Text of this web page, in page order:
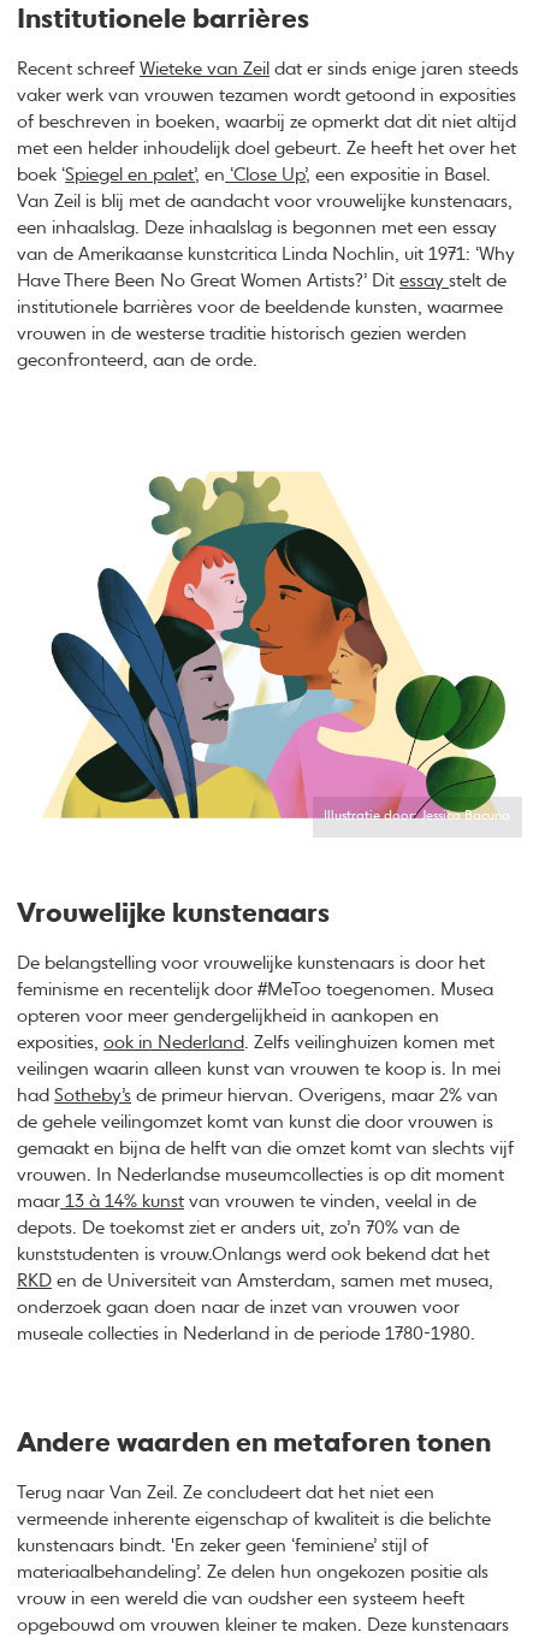
Institutionele barrières
Recent schreefWieteke van Zeil dat er sinds enige jaren steeds
vaker werk van vrouwen tezamen wordt getoond in exposities
of beschreven in boeken, waarbij ze opmerkt dat dit niet altijd
met een helder inhoudelijk doel gebeurt. Ze heeft het over het
boek ‘Spiegel en palet’, en ‘Close Up’, een expositie in Basel.
Van Zeil is blij met de aandacht voor vrouwelijke kunstenaars,
een inhaalslag. Deze inhaalslag is begonnen met een essay
van de Amerikaanse kunstcritica Linda Nochlin, uit 1971: ‘Why
Have There Been No Great Women Artists?’ Ditessaystelt de
institutionele barrières voor de beeldende kunsten, waarmee
vrouwen in de westerse traditie historisch gezien werden
geconfronteerd, aan de orde.
Illustratie door: Jessica Bacuna
Vrouwelijke kunstenaars
De belangstelling voor vrouwelijke kunstenaars is door het
feminisme en recentelijk door #MeToo toegenomen. Musea
opteren voor meer gendergelijkheid in aankopen en
exposities,ook in Nederland
. Zelfs veilinghuizen komen met
veilingen waarin alleen kunst van vrouwen te koop is. In mei
hadSotheby’s de primeur hiervan. Overigens, maar 2% van
de gehele veilingomzet komt van kunst die door vrouwen is
gemaakt en bijna de helft van die omzet komt van slechts vijf
vrouwen. In Nederlandse museumcollecties is op dit moment
maar 13 à 14% kunst van vrouwen te vinden, veelal in de
depots. De toekomst ziet er anders uit, zo’n 70% van de
kunststudenten is vrouw.Onlangs werd ook bekend dat het
RKD en de Universiteit van Amsterdam, samen met musea,
onderzoek gaan doen naar de inzet van vrouwen voor
museale collecties in Nederland in de periode 1780-1980.
Andere waarden en metaforen tonen
Terug naar Van Zeil. Ze concludeert dat het niet een
vermeende inherente eigenschap of kwaliteit is die belichte
kunstenaars bindt. 'En zeker geen ‘feminiene’ stijl of
materiaalbehandeling’. Ze delen hun ongekozen positie als
vrouw in een wereld die van oudsher een systeem heeft
opgebouwd om vrouwen kleiner te maken. Deze kunstenaars